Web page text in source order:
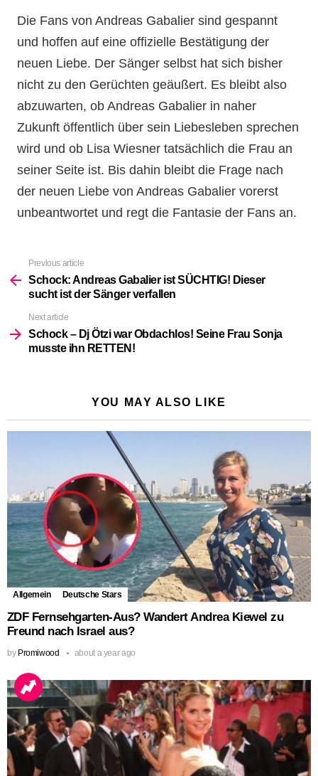
Die Fans von Andreas Gabalier sind gespannt
und hoffen auf eine offizielle Bestätigung der
neuen Liebe. Der Sänger selbst hat sich bisher
nicht zu den Gerüchten geäußert. Es bleibt also
abzuwarten, ob Andreas Gabalier in naher
Zukunft öffentlich über sein Liebesleben sprechen
wird und ob Lisa Wiesner tatsächlich die Frau an
seiner Seite ist. Bis dahin bleibt die Frage nach
der neuen Liebe von Andreas Gabalier vorerst
unbeantwortet und regt die Fantasie der Fans an.
more
Previous article
Schock: Andreas Gabalier ist SÜCHTIG! Dieser
sucht ist der Sänger verfallen
Next article
Schock – Dj Ötzi war Obdachlos! Seine Frau Sonja
musste ihn RETTEN!
YOU MAY ALSO LIKE
Allgemein Deutsche Stars
ZDF Fernsehgarten-Aus? Wandert Andrea Kiewel zu
Freund nach Israel aus?
by Promiwood about a year ago